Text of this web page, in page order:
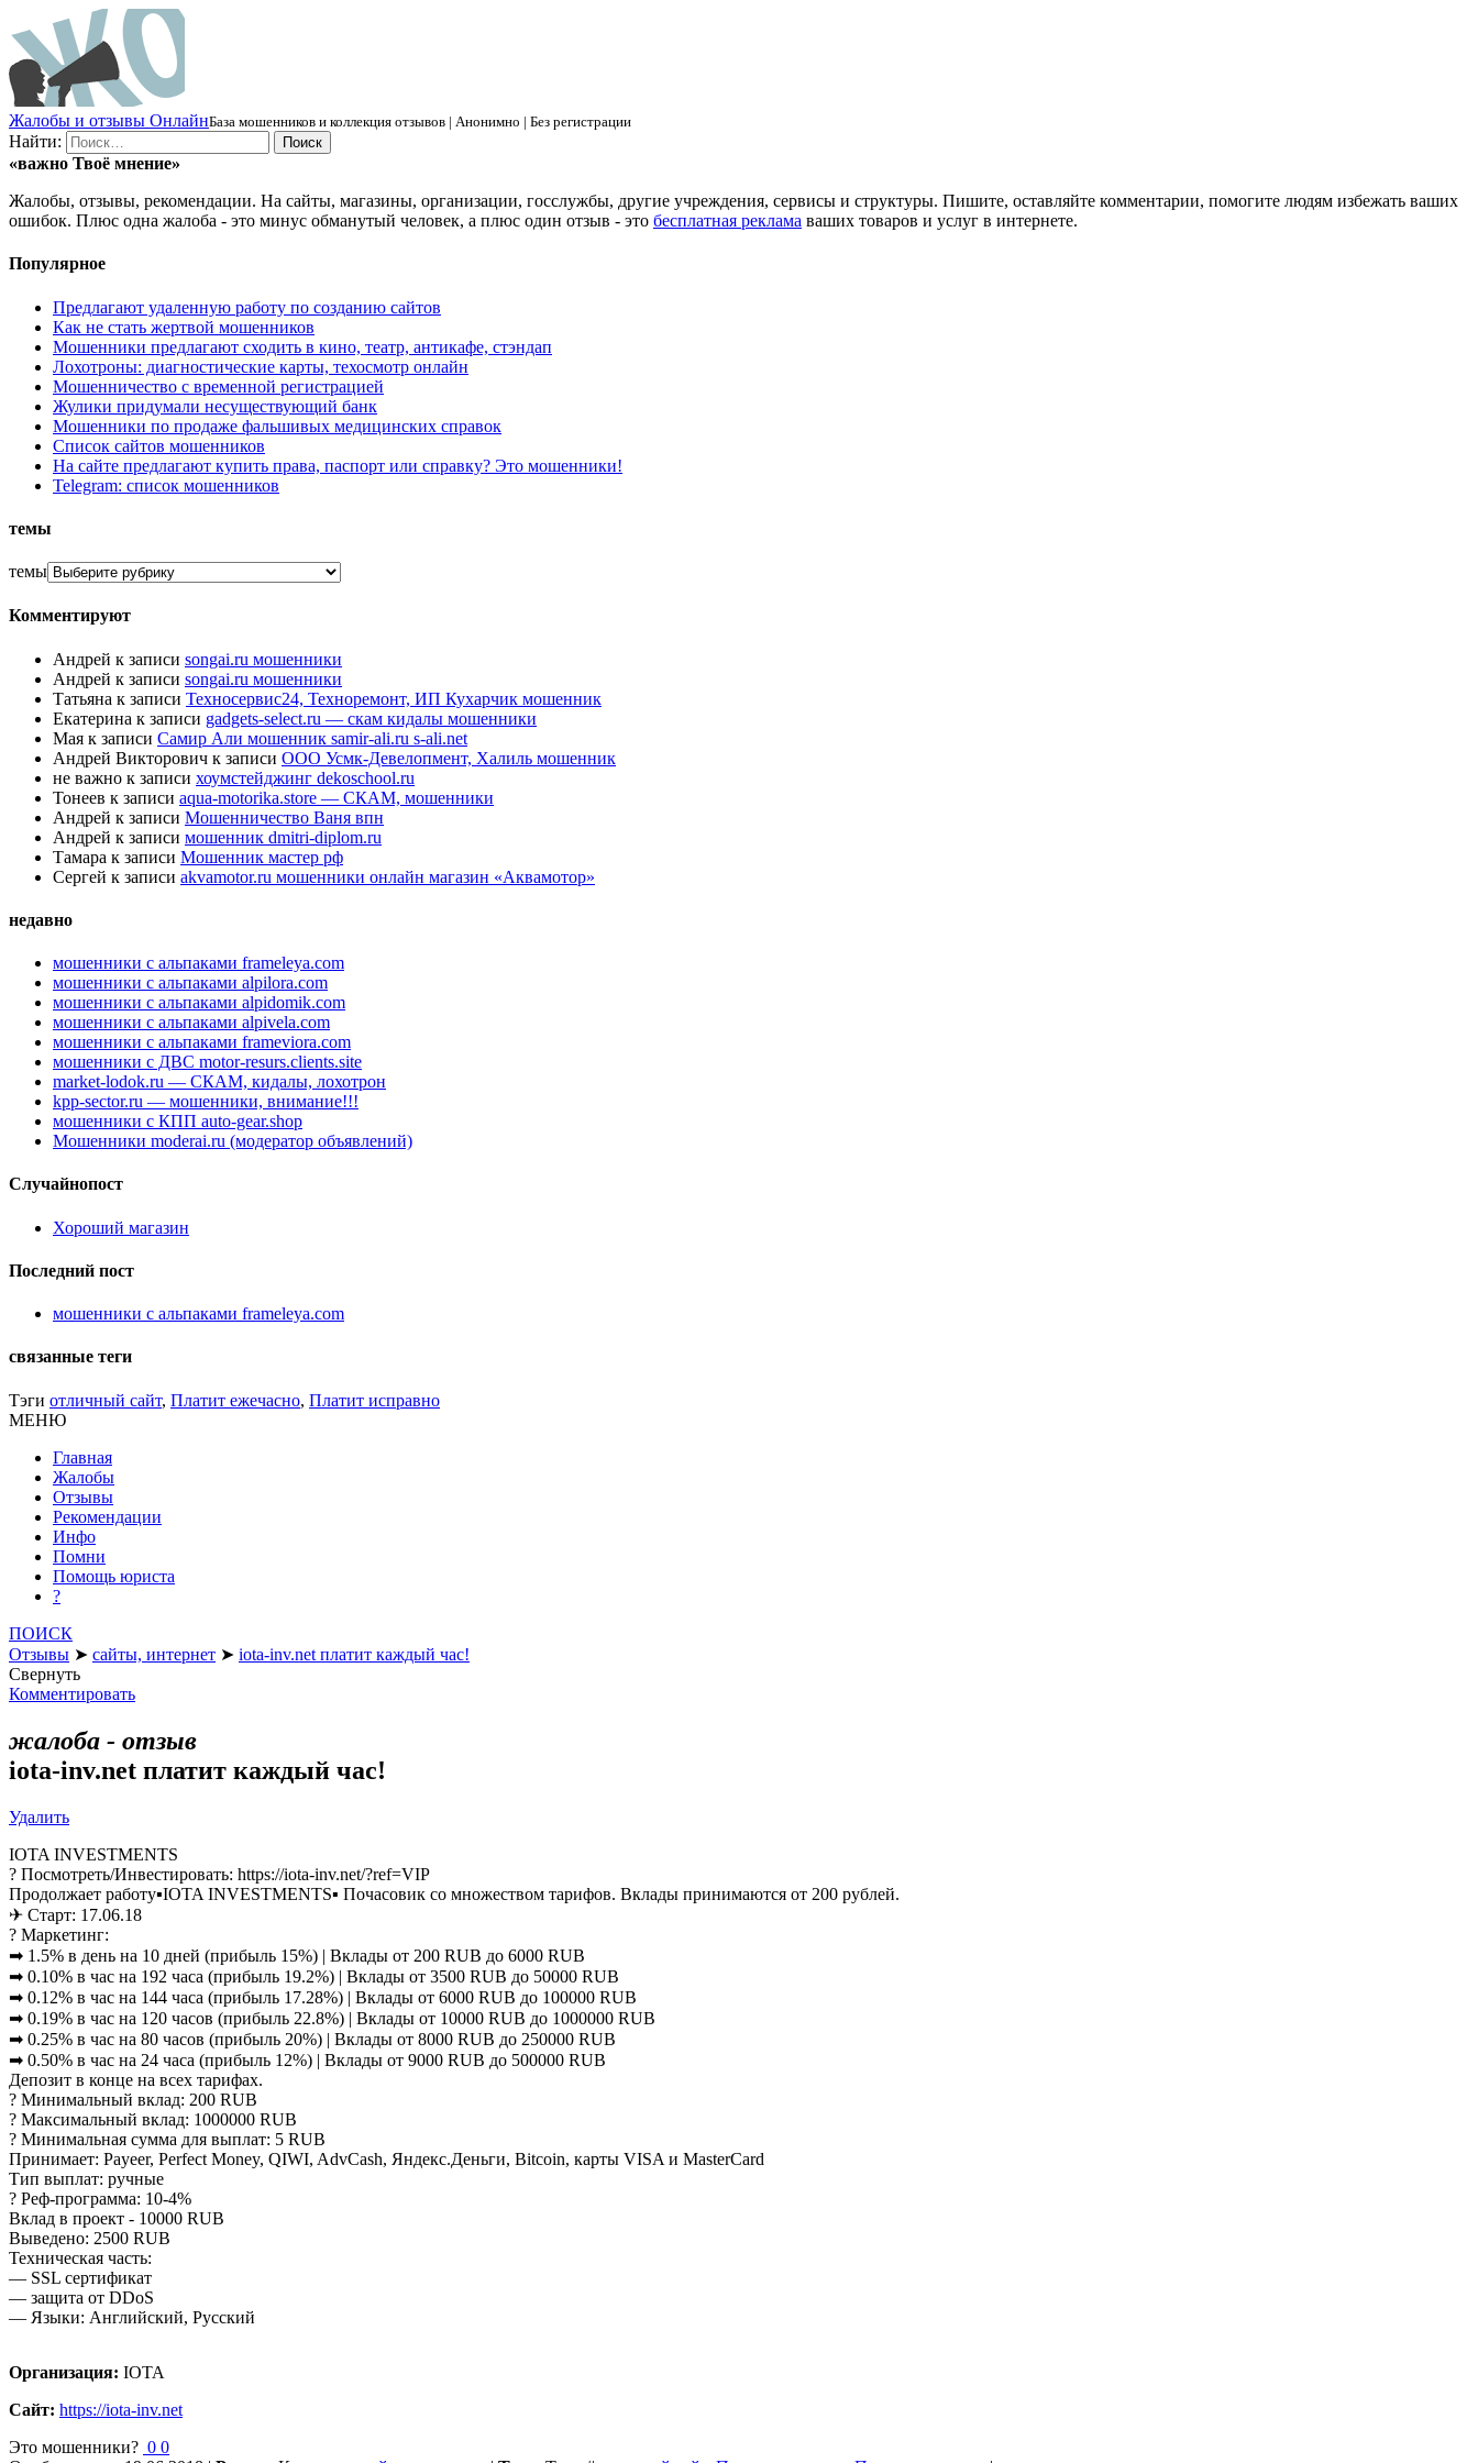
Жалобы и отзывы ОнлайнБаза мошенников и коллекция отзывов | Анонимно | Без регистрации
Найти:
«важно Твоё мнение»
Жалобы, отзывы, рекомендации. На сайты, магазины, организации, госслужбы, другие учреждения, сервисы и структуры. Пишите, оставляйте комментарии, помогите людям избежать ваших
ошибок. Плюс одна жалоба - это минус обманутый человек, а плюс один отзыв - это бесплатная реклама ваших товаров и услуг в интернете.
Популярное
Предлагают удаленную работу по созданию сайтов
Как не стать жертвой мошенников
Мошенники предлагают сходить в кино, театр, антикафе, стэндап
Лохотроны: диагностические карты, техосмотр онлайн
Мошенничество с временной регистрацией
Жулики придумали несуществующий банк
Мошенники по продаже фальшивых медицинских справок
Список сайтов мошенников
На сайте предлагают купить права, паспорт или справку? Это мошенники!
Telegram: список мошенников
темы
темы
Комментируют
Андрей к записи songai.ru мошенники
Андрей к записи songai.ru мошенники
Татьяна к записи Техносервис24, Техноремонт, ИП Кухарчик мошенник
Екатерина к записи gadgets-select.ru — скам кидалы мошенники
Мая к записи Самир Али мошенник samir-ali.ru s-ali.net
Андрей Викторович к записи ООО Усмк-Девелопмент, Халиль мошенник
не важно к записи хоумстейджинг dekoschool.ru
Тонеев к записи aqua-motorika.store — СКАМ, мошенники
Андрей к записи Мошенничество Ваня впн
Андрей к записи мошенник dmitri-diplom.ru
Тамара к записи Мошенник мастер рф
Сергей к записи akvamotor.ru мошенники онлайн магазин «Аквамотор»
недавно
мошенники с альпаками frameleya.com
мошенники с альпаками alpilora.com
мошенники с альпаками alpidomik.com
мошенники с альпаками alpivela.com
мошенники с альпаками frameviora.com
мошенники с ДВС motor-resurs.clients.site
market-lodok.ru — СКАМ, кидалы, лохотрон
kpp-sector.ru — мошенники, внимание!!!
мошенники с КПП auto-gear.shop
Мошенники moderai.ru (модератор объявлений)
Случайнопост
Хороший магазин
Последний пост
мошенники с альпаками frameleya.com
связанные теги
Тэги отличный сайт, Платит ежечасно, Платит исправно
МЕНЮ
Главная
Жалобы
Отзывы
Рекомендации
Инфо
Помни
Помощь юриста
?
ПОИСК
Отзывы ➤ сайты, интернет ➤ iota-inv.net платит каждый час!
Свернуть
Комментировать
жалоба - отзыв
iota-inv.net платит каждый час!
Удалить
IOTA INVESTMENTS
? Посмотреть/Инвестировать: https://iota-inv.net/?ref=VIP
Продолжает работу▪IOTA INVESTMENTS▪ Почасовик со множеством тарифов. Вклады принимаются от 200 рублей.
✈ Старт: 17.06.18
? Маркетинг:
➡ 1.5% в день на 10 дней (прибыль 15%) | Вклады от 200 RUB до 6000 RUB
➡ 0.10% в час на 192 часа (прибыль 19.2%) | Вклады от 3500 RUB до 50000 RUB
➡ 0.12% в час на 144 часа (прибыль 17.28%) | Вклады от 6000 RUB до 100000 RUB
➡ 0.19% в час на 120 часов (прибыль 22.8%) | Вклады от 10000 RUB до 1000000 RUB
➡ 0.25% в час на 80 часов (прибыль 20%) | Вклады от 8000 RUB до 250000 RUB
➡ 0.50% в час на 24 часа (прибыль 12%) | Вклады от 9000 RUB до 500000 RUB
Депозит в конце на всех тарифах.
? Минимальный вклад: 200 RUB
? Максимальный вклад: 1000000 RUB
? Минимальная сумма для выплат: 5 RUB
Принимает: Payeer, Perfect Money, QIWI, AdvCash, Яндекс.Деньги, Bitcoin, карты VISA и MasterCard
Тип выплат: ручные
? Реф-программа: 10-4%
Вклад в проект - 10000 RUB
Выведено: 2500 RUB
Техническая часть:
— SSL сертификат
— защита от DDoS
— Языки: Английский, Русский
Организация: IOTA
Сайт: https://iota-inv.net
Это мошенники? 0 0